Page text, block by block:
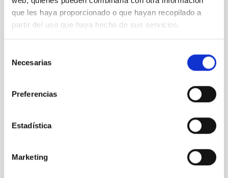
que les haya proporcionado o que hayan recopilado a
partir del uso que haya hecho de sus servicios.
Necesarias
Preferencias
Estadística
Marketing